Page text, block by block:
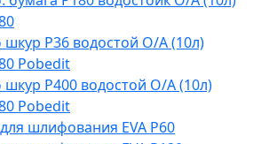
Р36 водостой О/А (10л)
Pobedit
Р400 водостой О/А (10л)
Pobedit
для шлифования EVA Р60